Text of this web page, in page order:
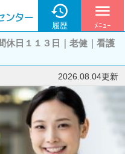

履歴
menu
ﾒﾆｭｰ
休日１１３日｜老健｜看護
2026.08.04更新